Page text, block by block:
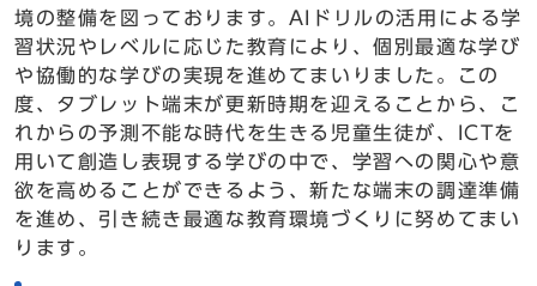
境の整備を図っております。AIドリルの活用による学
習状況やレベルに応じた教育により、個別最適な学び
や協働的な学びの実現を進めてまいりました。この
度、タブレット端末が更新時期を迎えることから、こ
れからの予測不能な時代を生きる児童生徒が、ICTを
用いて創造し表現する学びの中で、学習への関心や意
欲を高めることができるよう、新たな端末の調達準備
を進め、引き続き最適な教育環境づくりに努めてまい
ります。